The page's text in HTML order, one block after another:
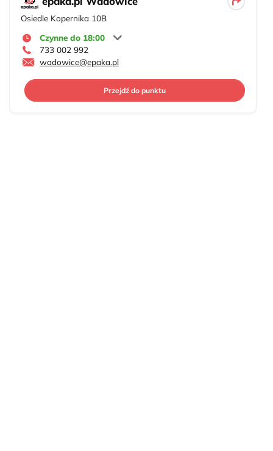
Osiedle Kopernika 10B
Czynne do 18:00
733 002 992
wadowice@epaka.pl
Przejdź do punktu